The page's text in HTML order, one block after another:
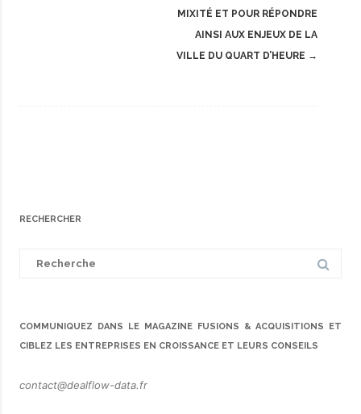
MIXITÉ ET POUR RÉPONDRE
AINSI AUX ENJEUX DE LA
VILLE DU QUART D’HEURE →
RECHERCHER
COMMUNIQUEZ DANS LE MAGAZINE FUSIONS & ACQUISITIONS ET
CIBLEZ LES ENTREPRISES EN CROISSANCE ET LEURS CONSEILS
contact@dealflow-data.fr